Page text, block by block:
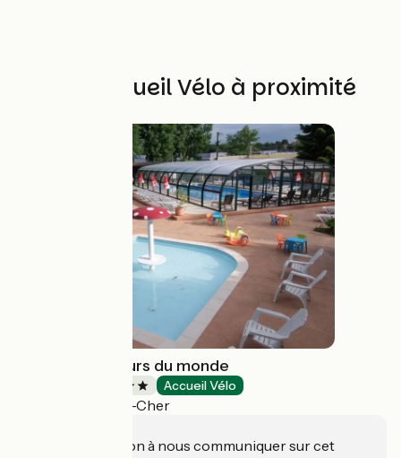
Autres Accueil Vélo à proximité
Camping couleurs du monde
Accueil Vélo
Faverolles-sur-Cher
Une information à nous communiquer sur cet